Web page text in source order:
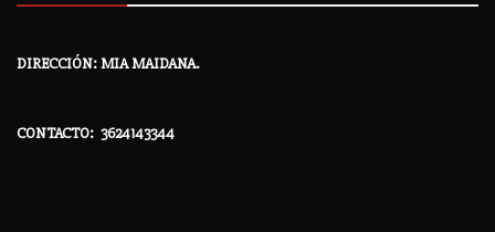
DIRECCIÓN: MIA MAIDANA.
CONTACTO: 3624143344